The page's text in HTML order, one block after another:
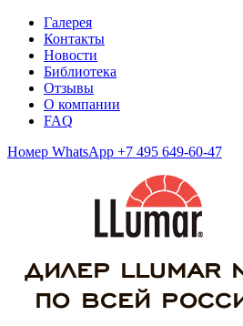
Галерея
Контакты
Новости
Библиотека
Отзывы
О компании
FAQ
Номер WhatsApp +7 495 649-60-47